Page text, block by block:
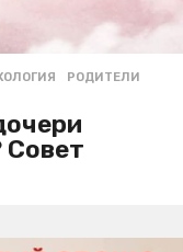
,РОДИТЕЛИ
Совет